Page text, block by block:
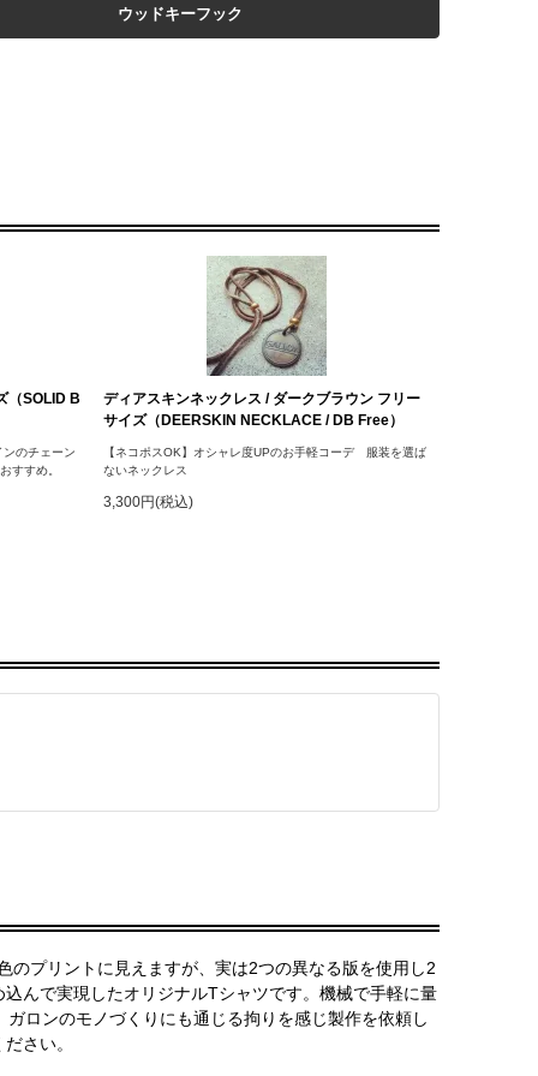
ウッドキーフック
（SOLID B
ンのチェーン
すすめ。
ディアスキンネックレス / ダークブラウン フリー
サイズ（DEERSKIN NECKLACE / DB Free）
【ネコポスOK】オシャレ度UPのお手軽コーデ 服装を選ば
ないネックレス
3,300円(税込)
プリントに見えますが、実は2つの異なる版を使用し2
んで実現したオリジナルTシャツです。機械で手軽に量
ロンのモノづくりにも通じる拘りを感じ製作を依頼し
さい。